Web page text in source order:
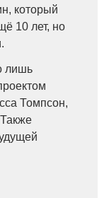
который
10 лет, но
лишь
Томпсон,